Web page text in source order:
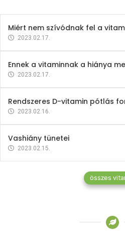
Miért nem szívódnak fel a
2023.02.17.
Ennek a vitaminnak a hiánya
2023.02.17.
Rendszeres D-vitamin pótlás
2023.02.16.
Vashiány tünetei
2023.02.15.
összes